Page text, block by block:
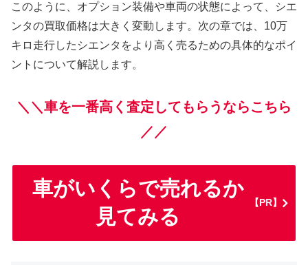
このように、オプション装備や車両の状態によって、シエ
ンタの買取価格は大きく変動します。次の章では、10万
キロ走行したシエンタをより高く売るための具体的なポイ
ントについて解説します。
＼＼車を一番高く査定してもらうならこちら
／／
車がいくらで売れるか
見てみる
【PR】